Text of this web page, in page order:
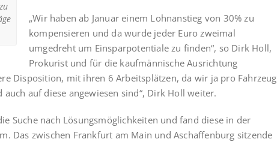
„Wir haben ab Januar einem Lohnanstieg von 30% zu
kompensieren und da wurde jeder Euro zweimal
umgedreht um Einsparpotentiale zu finden“, so Dirk Holl,
Prokurist und für die kaufmännische Ausrichtung
Disposition, mit ihren 6 Arbeitsplätzen, da wir ja pro Fahrzeug
auf diese angewiesen sind“, Dirk Holl weiter.
Suche nach Lösungsmöglichkeiten und fand diese in der
Das zwischen Frankfurt am Main und Aschaffenburg sitzende